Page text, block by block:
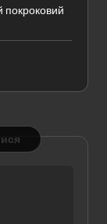
покроковий